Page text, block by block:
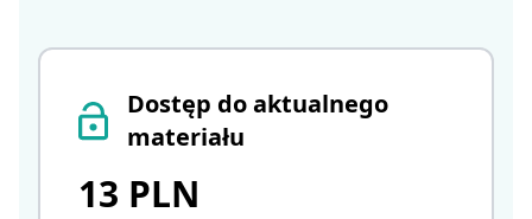
Dostęp do aktualnego
materiału
13 PLN